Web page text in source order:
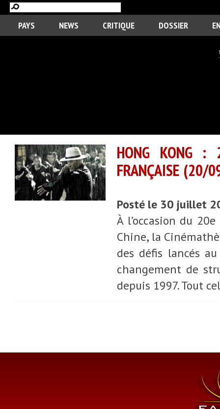
PAYS NEWS CRITIQUE DOSSIER
HONG KONG :
FRANÇAISE
Posté le 30 juillet
À l’occasion du
Chine, la
des défis lancés
changement de
depuis 1997. Tout